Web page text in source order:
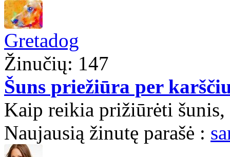
Gretadog
Žinučių: 147
Šuns priežiūra per
Kaip reikia prižiūrėti
Naujausią žinutę parašė :